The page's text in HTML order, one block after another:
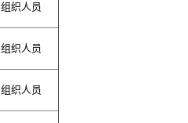
组织人员
组织人员
组织人员